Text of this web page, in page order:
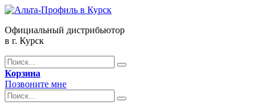
Официальный дистрибьютор
в г. Курск
Корзина
Позвоните мне